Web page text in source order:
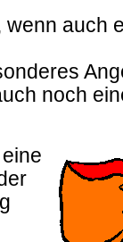
wenn auch
noch